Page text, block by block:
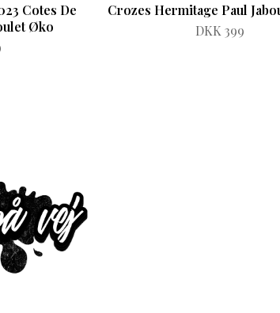
Cotes De
Øko
Crozes Hermitage Paul
DKK 399